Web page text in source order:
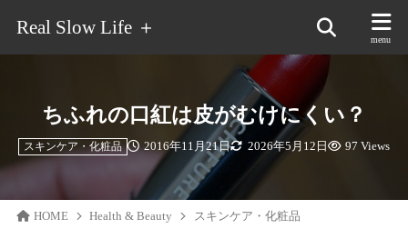
Real Slow Life ＋
ちふれの口紅は皮がむけにくい？
2016年11月21日 2026年5月12日
スキンケア・化粧品 97 Views
HOME Health & Beauty スキンケア・化粧品